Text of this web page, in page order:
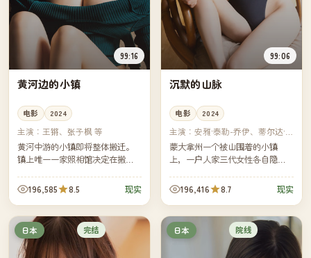
99:16
黄河边的小镇
电影 2024
主演： 王锵、张子枫 等
黄河中游的小镇即将整体搬迁。
镇上唯一一家照相馆决定在搬迁
影。三个月里，镜头比小镇本身
先一步告别。
196,585 8.5 现实
99:06
沉默的山脉
电影 2024
主演：安雅·泰勒-乔伊、蒂尔达·
斯文顿 等
蒙大拿州一个被山围着的小镇
上，一户人家三代女性各自隐瞒
假，三代人之间被压了五十年的
话第一次摊开。
196,416 8.7 现实
日本 完结 日本 院线